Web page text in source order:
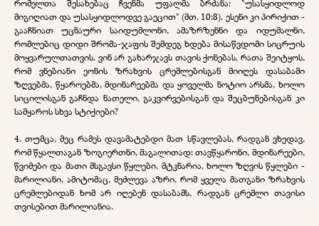
რომელთა შესახებაც ჩვენმა უფალმა ბრძანა: "უსასყიდლოდ
მიგიღიათ და უსასყიდლოდვე გაეცით" (მთ. 10:8). ესენი კი პირიქით -
გააჩნიათ უცნაური საიდუმლონი, ამაზრზენნი და იდუმალნი,
რომლებიც დიდი შრომა-ჯაფის შემდეგ ხდება მისაწვდომი სიცრუის
მოყვარულთათვის. ვინ არ გახარჯავს თავის ქონებას, რათა შეიტყოს,
რომ ვნებიანი ეონის ზრახვის ცრემლებისგან მიიღეს დასაბამი
ზღვებმა, წყაროებმა, მდინარეებმა და ყოველმა ნოტიო არსმა, ხოლო
სიცილისგან გაჩნდა ნათელი, გაკვირვებისგან და შეცბუნებისგან კი
სამყაროს სხვა სტიქიები?
4. თუმცა, მეც რამეს დავამატებდი მათ სწავლებას, რადგან ვხედავ,
რომ წყალთაგან ზოგიერთნი, მაგალითად: თავწყარონი, მდინარეები,
წვიმები და მათი მსგავსი წყლები, მტკნარია, ხოლო ზღვის წყლები -
მარილიანი, ამიტომაც, მეძლევა აზრი, რომ ყველა მათგანი ზრახვის
ცრემლებიდან ხომ არ იღებენ დასაბამს, რადგან ცრემლი თავისი
თვისებით მარილიანია.